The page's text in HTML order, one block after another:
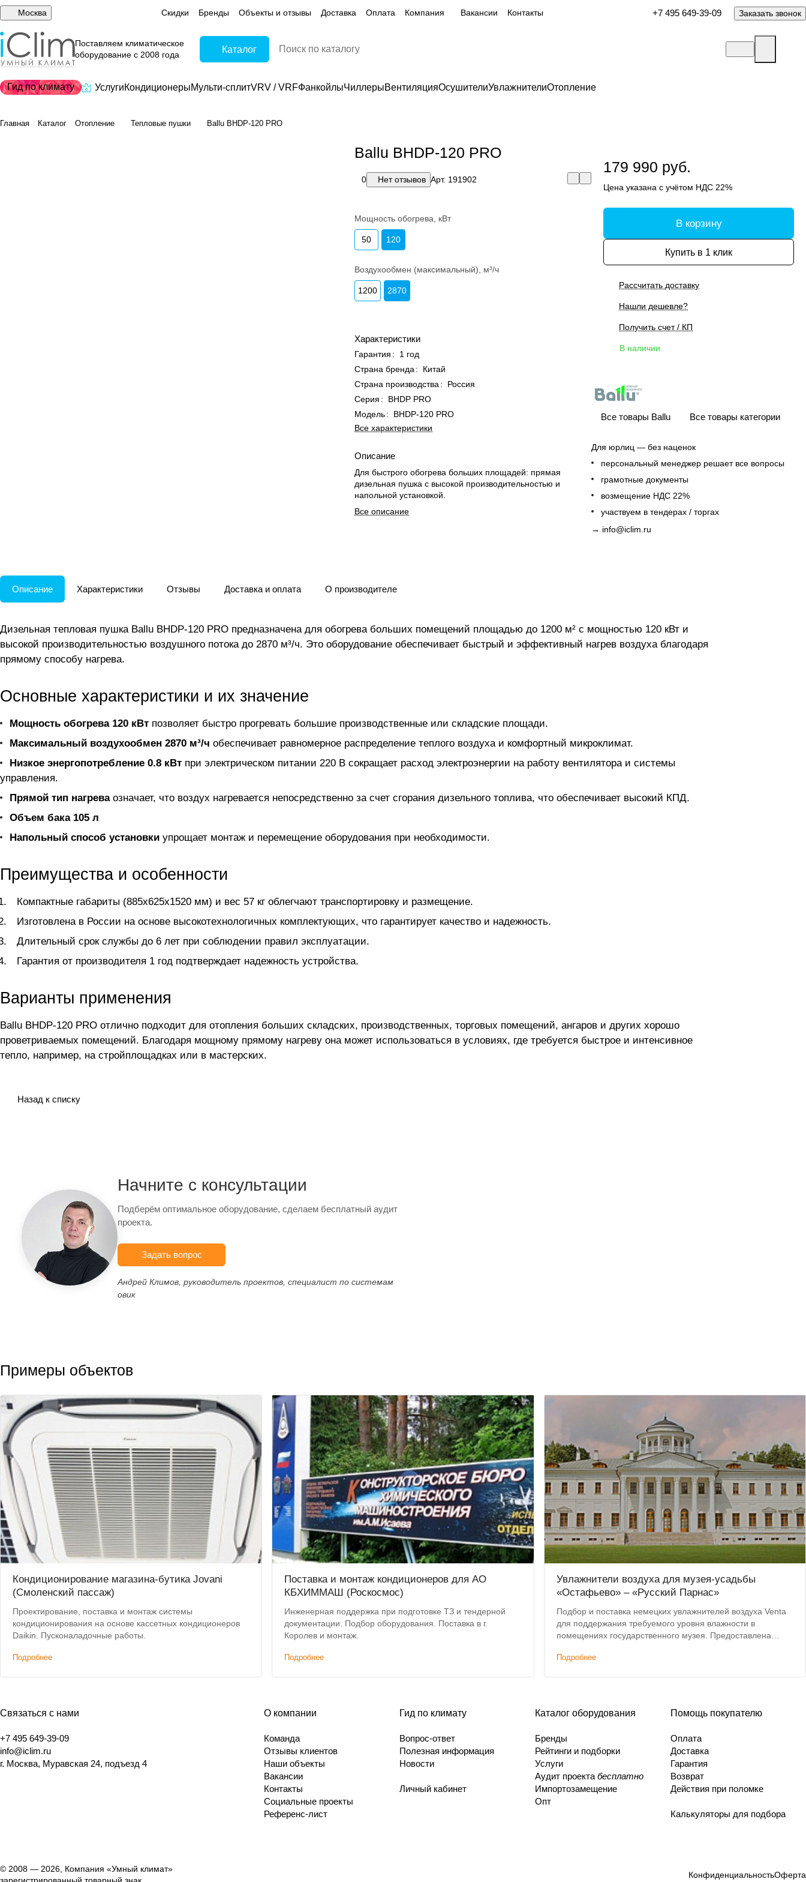
Москва Скидки Бренды Объекты и отзывы Доставка Оплата Компания Вакансии Контакты +7 495 649-39-09 Заказать звонок
Поставляем климатическое
оборудование с 2008 года
Каталог
Гид по климату УслугиКондиционерыМульти-сплитVRV / VRFФанкойлыЧиллерыВентиляцияОсушителиУвлажнителиОтопление
Главная Каталог Отопление Тепловые пушки Ballu BHDP-120 PRO
Ballu BHDP-120 PRO
0 Нет отзывов Арт. 191902
Мощность обогрева, кВт
50 120
Воздухообмен (максимальный), м³/ч
1200 2870
Характеристики
Гарантия :
1 год
Страна бренда :
Китай
Страна производства :
Россия
Серия :
BHDP PRO
Модель:
BHDP-120 PRO
Все характеристики
Описание
Для быстрого обогрева больших площадей: прямая
дизельная пушка с высокой производительностью и
напольной установкой.
Все описание
179 990 руб.
Цена указана с учётом НДС 22%
В корзину
Купить в 1 клик
Рассчитать доставку
Нашли дешевле?
Получить счет / КП
В наличии
Все товары Ballu Все товары категории
Для юрлиц — без наценок
персональный менеджер решает все вопросы
грамотные документы
возмещение НДС 22%
участвуем в тендерах / торгах
→ info@iclim.ru
Описание Характеристики Отзывы Доставка и оплата О производителе
Дизельная тепловая пушка Ballu BHDP-120 PRO предназначена для обогрева больших помещений площадью до 1200 м² с мощностью 120 кВт и
высокой производительностью воздушного потока до 2870 м³/ч. Это оборудование обеспечивает быстрый и эффективный нагрев воздуха благодаря
прямому способу нагрева.
Основные характеристики и их значение
Мощность обогрева 120 кВт позволяет быстро прогревать большие производственные или складские площади.
Максимальный воздухообмен 2870 м³/ч обеспечивает равномерное распределение теплого воздуха и комфортный микроклимат.
Низкое энергопотребление 0.8 кВт при электрическом питании 220 В сокращает расход электроэнергии на работу вентилятора и системы
управления.
Прямой тип нагреваозначает, что воздух нагревается непосредственно за счет сгорания дизельного топлива, что обеспечивает высокий КПД.
Объем бака 105 л
Напольный способ установки упрощает монтаж и перемещение оборудования при необходимости.
Преимущества и особенности
Компактные габариты (885x625x1520 мм) и вес 57 кг облегчают транспортировку и размещение.
Изготовлена в России на основе высокотехнологичных комплектующих, что гарантирует качество и надежность.
Длительный срок службы до 6 лет при соблюдении правил эксплуатации.
Гарантия от производителя 1 год подтверждает надежность устройства.
Варианты применения
Ballu BHDP-120 PRO отлично подходит для отопления больших складских, производственных, торговых помещений, ангаров и других хорошо
проветриваемых помещений. Благодаря мощному прямому нагреву она может использоваться в условиях, где требуется быстрое и интенсивное
тепло, например, на стройплощадках или в мастерских.
Назад к списку
Начните с консультации
Подберём оптимальное оборудование, сделаем бесплатный аудит
проекта.
Задать вопрос
Андрей Климов, руководитель проектов, специалист по системам
овик
Примеры объектов
Кондиционирование магазина-бутика Jovani
(Смоленский пассаж)
Проектирование, поставка и монтаж системы
кондиционирования на основе кассетных кондиционеров
Daikin. Пусконаладочные работы.
Подробнее
Поставка и монтаж кондиционеров для АО
КБХИММАШ (Роскосмос)
Инженерная поддержка при подготовке ТЗ и тендерной
документации. Подбор оборудования. Поставка в г.
Королев и монтаж.
Подробнее
Увлажнители воздуха для музея-усадьбы
«Остафьево» – «Русский Парнас»
Подбор и поставка немецких увлажнителей воздуха Venta
для поддержания требуемого уровня влажности в
помещениях государственного музея. Предоставлена
Подробнее
Связаться с нами
+7 495 649-39-09
info@iclim.ru
г. Москва, Муравская 24, подъезд 4
О компании
Команда
Отзывы клиентов
Наши объекты
Вакансии
Контакты
Социальные проекты
Референс-лист
Гид по климату
Вопрос-ответ
Полезная информация
Новости
Личный кабинет
Каталог оборудования
Бренды
Рейтинги и подборки
Услуги
Аудит проекта бесплатно
Импортозамещение
Опт
Помощь покупателю
Оплата
Доставка
Гарантия
Возврат
Действия при поломке
Калькуляторы для подбора
© 2008 — 2026, Компания «Умный климат»
КонфиденциальностьОферта